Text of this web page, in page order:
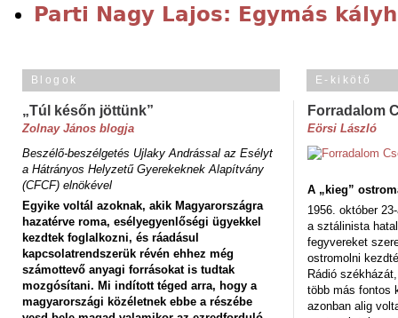
Parti Nagy Lajos: Egymás
Blogok
„Túl későn jöttünk”
Zolnay János blogja
Beszélő-beszélgetés Ujlaky Andrással az Esélyt
a Hátrányos Helyzetű Gyerekeknek Alapítvány
(CFCF) elnökével
Egyike voltál azoknak, akik Magyarországra
hazatérve roma, esélyegyenlőségi ügyekkel
kezdtek foglalkozni, és ráadásul
kapcsolatrendszerük révén ehhez még
számottevő anyagi forrásokat is tudtak
mozgósítani. Mi indított téged arra, hogy a
magyarországi közéletnek ebbe a részébe
E-kikötő
Forradalom
Eörsi László
A „kieg”
1956. október
a sztálinista
fegyvereket
ostromolni
Rádió
több más fontos
azonban alig